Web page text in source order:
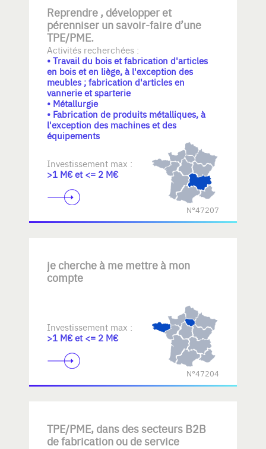
Reprendre , développer et
pérenniser un savoir-faire d’une
TPE/PME.
Activités recherchées :
• Travail du bois et fabrication d'articles
en bois et en liège, à l'exception des
meubles ; fabrication d'articles en
vannerie et sparterie
• Métallurgie
• Fabrication de produits métalliques, à
l'exception des machines et des
équipements
Investissement max :
>1 M€ et <= 2 M€
N°47207
je cherche à me mettre à mon
compte
Investissement max :
>1 M€ et <= 2 M€
N°47204
TPE/PME, dans des secteurs B2B
de fabrication ou de service